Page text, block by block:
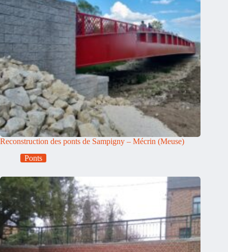
Reconstruction des ponts de Sampigny – Mécrin (Meuse)
Ponts